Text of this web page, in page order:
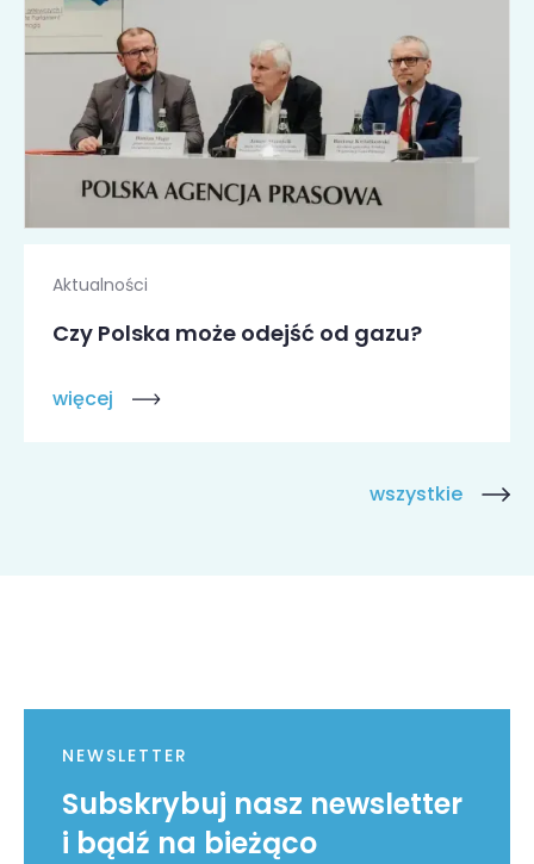
Aktualności
Czy Polska może odejść od gazu?
więcej
wszystkie
NEWSLETTER
Subskrybuj nasz newsletter
i bądź na bieżąco